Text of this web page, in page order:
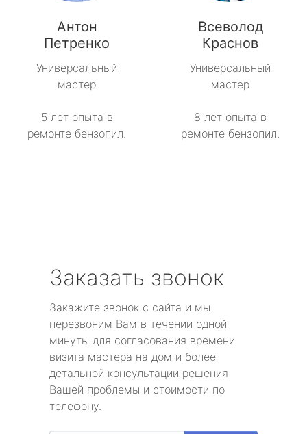
Антон
Петренко
Универсальный
мастер
5 лет опыта в
ремонте бензопил.
Всеволод
Краснов
Универсальный
мастер
8 лет опыта в
ремонте бензопил.
Заказать звонок
Закажите звонок с сайта и мы
перезвоним Вам в течении одной
минуты для согласования времени
визита мастера на дом и более
детальной консультации решения
Вашей проблемы и стоимости по
телефону.